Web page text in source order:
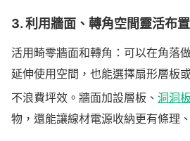
3. 利用牆面、轉角空間靈活布置
活用畸零牆面和轉角：可以在角落
延伸使用空間，也能選擇扇形層板
不浪費坪效。牆面加設層板、 洞洞
物，還能讓線材電源收納更有條理